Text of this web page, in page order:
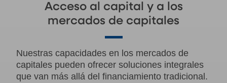
Acceso al capital y a los
mercados de capitales
Nuestras capacidades en los mercados de
capitales pueden ofrecer soluciones integrales
que van más allá del financiamiento tradicional.